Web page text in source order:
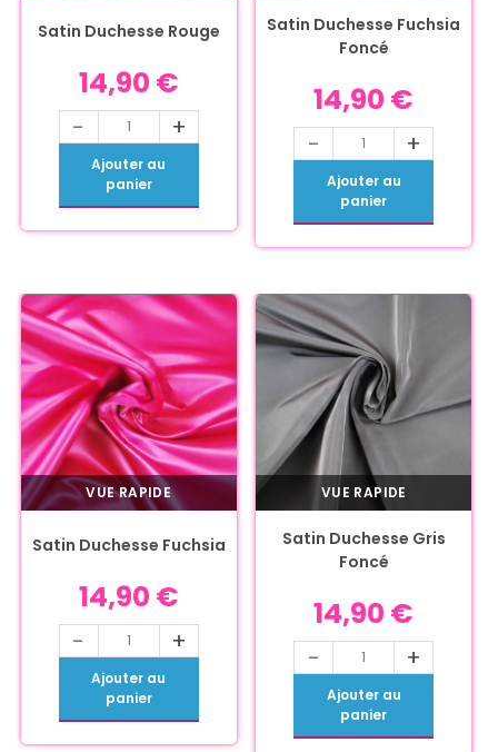
Satin Duchesse Rouge
14,90 €
- +
Ajouter au
panier
Satin Duchesse Fuchsia
Foncé
14,90 €
- +
Ajouter au
panier
VUE RAPIDE
Satin Duchesse Fuchsia
14,90 €
- +
Ajouter au
panier
VUE RAPIDE
Satin Duchesse Gris
Foncé
14,90 €
- +
Ajouter au
panier